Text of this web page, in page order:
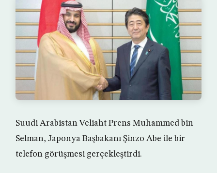
Suudi Arabistan Veliaht Prens Muhammed bin
Selman, Japonya Başbakanı Şinzo Abe ile bir
telefon görüşmesi gerçekleştirdi.